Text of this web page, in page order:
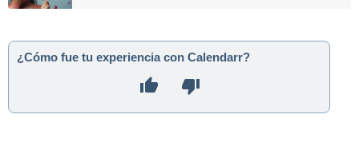
¿Cómo fue tu experiencia con Calendarr?